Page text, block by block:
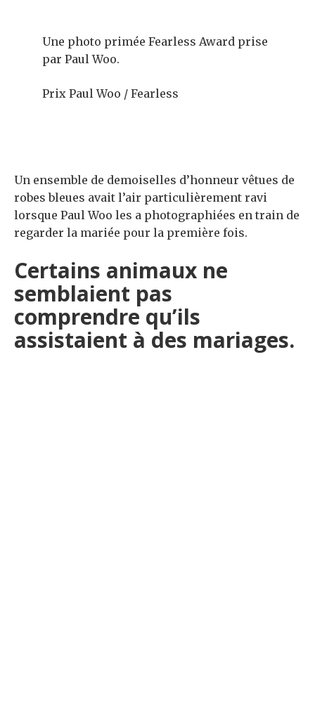
Une photo primée Fearless Award prise
par Paul Woo.
Prix ​​Paul Woo / Fearless
Un ensemble de demoiselles d’honneur vêtues de
robes bleues avait l’air particulièrement ravi
lorsque Paul Woo les a photographiées en train de
regarder la mariée pour la première fois.
Certains animaux ne
semblaient pas
comprendre qu’ils
assistaient à des mariages.